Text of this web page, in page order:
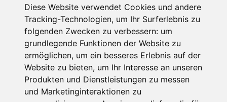
Diese Website verwendet Cookies und andere
Tracking-Technologien, um Ihr Surferlebnis zu
folgenden Zwecken zu verbessern: um
grundlegende Funktionen der Website zu
ermöglichen, um ein besseres Erlebnis auf der
Website zu bieten, um Ihr Interesse an unseren
Produkten und Dienstleistungen zu messen
und Marketinginteraktionen zu
Datenschutzerklärung.
Anfrage abschicken
Diese Seite ist durch reCAPTCHA geschützt und es
gelten die GoogleDatenschutzerklärung und
Nutzungsbedingungen.